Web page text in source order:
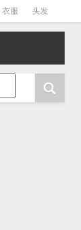
衣服 头发